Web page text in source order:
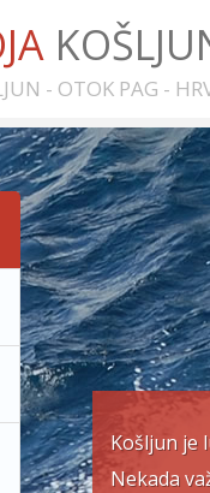
- OTOK PAG -
Košljun je
Nekada